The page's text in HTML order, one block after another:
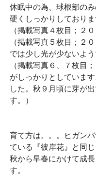
休眠中の為、球根部の
硬くしっかりしておりま
（掲載写真４枚目；２
（掲載写真５枚目；２
では少し光が少ないよう
（掲載写真６、７枚目
がしっかりとしていま
した。秋９月頃に芽が
す。）
育て方は。。。ヒガン
ている『彼岸花』と同
秋から早春にかけて成
す。